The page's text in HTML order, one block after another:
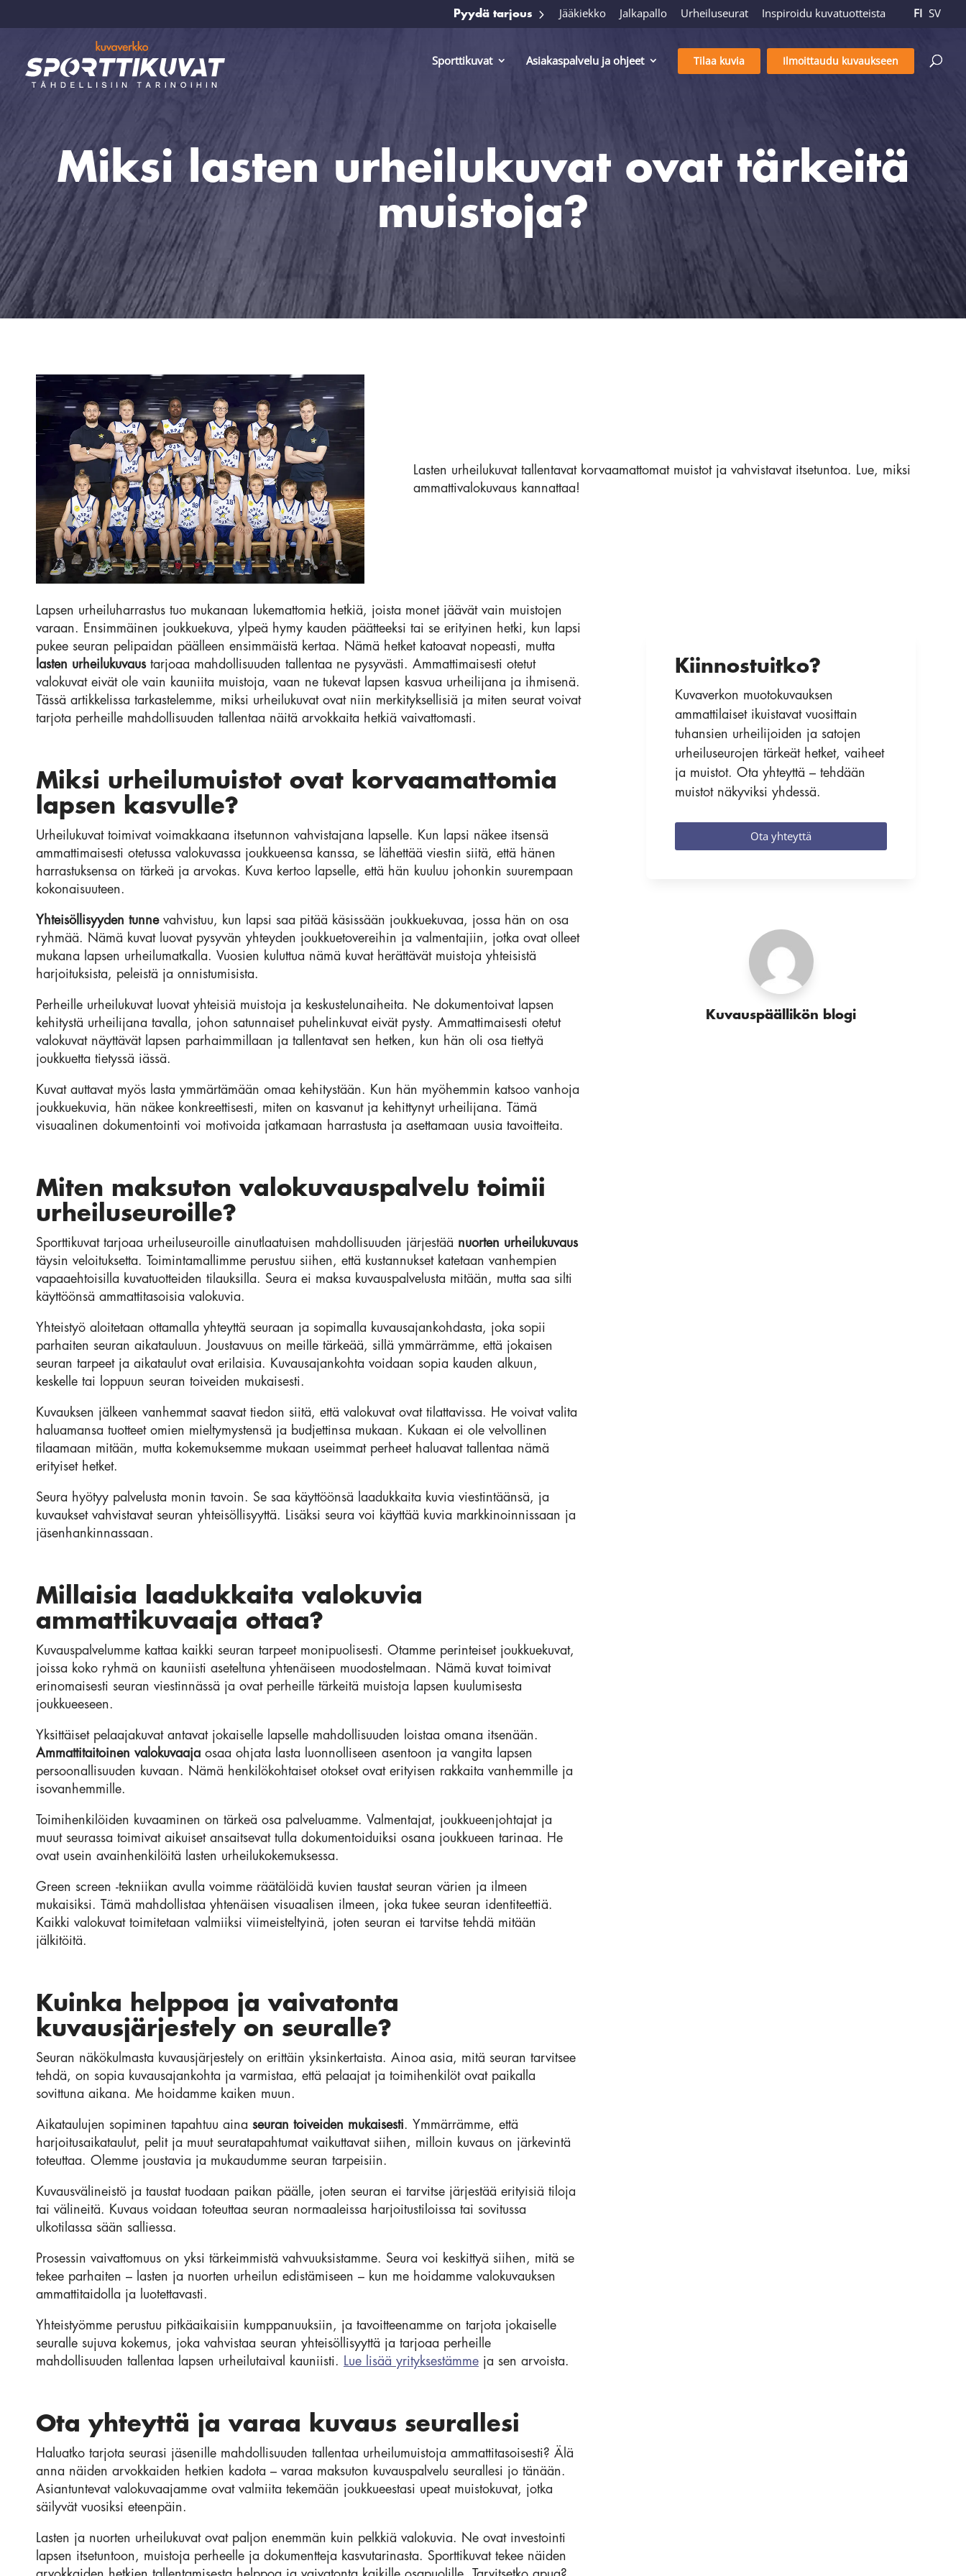
Pyydä tarjous Jääkiekko Jalkapallo Urheiluseurat Inspiroidu kuvatuotteista FI SV
Sporttikuvat Asiakaspalvelu ja ohjeet Tilaa kuvia Ilmoittaudu kuvaukseen
Miksi lasten urheilukuvat ovat tärkeitä
muistoja?
Lasten urheilukuvat tallentavat korvaamattomat muistot ja vahvistavat itsetuntoa. Lue, miksi
ammattivalokuvaus kannattaa!
Lapsen urheiluharrastus tuo mukanaan lukemattomia hetkiä, joista monet jäävät vain muistojen
varaan. Ensimmäinen joukkuekuva, ylpeä hymy kauden päätteeksi tai se erityinen hetki, kun lapsi
pukee seuran pelipaidan päälleen ensimmäistä kertaa. Nämä hetket katoavat nopeasti, mutta
lasten urheilukuvaustarjoaa mahdollisuuden tallentaa ne pysyvästi. Ammattimaisesti otetut
valokuvat eivät ole vain kauniita muistoja, vaan ne tukevat lapsen kasvua urheilijana ja ihmisenä.
Tässä artikkelissa tarkastelemme, miksi urheilukuvat ovat niin merkityksellisiä ja miten seurat voivat
tarjota perheille mahdollisuuden tallentaa näitä arvokkaita hetkiä vaivattomasti.
Miksi urheilumuistot ovat korvaamattomia
lapsen kasvulle?
Urheilukuvat toimivat voimakkaana itsetunnon vahvistajana lapselle. Kun lapsi näkee itsensä
ammattimaisesti otetussa valokuvassa joukkueensa kanssa, se lähettää viestin siitä, että hänen
harrastuksensa on tärkeä ja arvokas. Kuva kertoo lapselle, että hän kuuluu johonkin suurempaan
kokonaisuuteen.
Yhteisöllisyyden tunnevahvistuu, kun lapsi saa pitää käsissään joukkuekuvaa, jossa hän on osa
ryhmää. Nämä kuvat luovat pysyvän yhteyden joukkuetovereihin ja valmentajiin, jotka ovat olleet
mukana lapsen urheilumatkalla. Vuosien kuluttua nämä kuvat herättävät muistoja yhteisistä
harjoituksista, peleistä ja onnistumisista.
Perheille urheilukuvat luovat yhteisiä muistoja ja keskustelunaiheita. Ne dokumentoivat lapsen
kehitystä urheilijana tavalla, johon satunnaiset puhelinkuvat eivät pysty. Ammattimaisesti otetut
valokuvat näyttävät lapsen parhaimmillaan ja tallentavat sen hetken, kun hän oli osa tiettyä
joukkuetta tietyssä iässä.
Kuvat auttavat myös lasta ymmärtämään omaa kehitystään. Kun hän myöhemmin katsoo vanhoja
joukkuekuvia, hän näkee konkreettisesti, miten on kasvanut ja kehittynyt urheilijana. Tämä
visuaalinen dokumentointi voi motivoida jatkamaan harrastusta ja asettamaan uusia tavoitteita.
Miten maksuton valokuvauspalvelu toimii
urheiluseuroille?
Sporttikuvat tarjoaa urheiluseuroille ainutlaatuisen mahdollisuuden järjestää nuorten urheilukuvaus
täysin veloituksetta. Toimintamallimme perustuu siihen, että kustannukset katetaan vanhempien
vapaaehtoisilla kuvatuotteiden tilauksilla. Seura ei maksa kuvauspalvelusta mitään, mutta saa silti
käyttöönsä ammattitasoisia valokuvia.
Yhteistyö aloitetaan ottamalla yhteyttä seuraan ja sopimalla kuvausajankohdasta, joka sopii
parhaiten seuran aikatauluun. Joustavuus on meille tärkeää, sillä ymmärrämme, että jokaisen
seuran tarpeet ja aikataulut ovat erilaisia. Kuvausajankohta voidaan sopia kauden alkuun,
keskelle tai loppuun seuran toiveiden mukaisesti.
Kuvauksen jälkeen vanhemmat saavat tiedon siitä, että valokuvat ovat tilattavissa. He voivat valita
haluamansa tuotteet omien mieltymystensä ja budjettinsa mukaan. Kukaan ei ole velvollinen
tilaamaan mitään, mutta kokemuksemme mukaan useimmat perheet haluavat tallentaa nämä
erityiset hetket.
Seura hyötyy palvelusta monin tavoin. Se saa käyttöönsä laadukkaita kuvia viestintäänsä, ja
kuvaukset vahvistavat seuran yhteisöllisyyttä. Lisäksi seura voi käyttää kuvia markkinoinnissaan ja
jäsenhankinnassaan.
Millaisia laadukkaita valokuvia
ammattikuvaaja ottaa?
Kuvauspalvelumme kattaa kaikki seuran tarpeet monipuolisesti. Otamme perinteiset joukkuekuvat,
joissa koko ryhmä on kauniisti aseteltuna yhtenäiseen muodostelmaan. Nämä kuvat toimivat
erinomaisesti seuran viestinnässä ja ovat perheille tärkeitä muistoja lapsen kuulumisesta
joukkueeseen.
Yksittäiset pelaajakuvat antavat jokaiselle lapselle mahdollisuuden loistaa omana itsenään.
Ammattitaitoinen valokuvaaja osaa ohjata lasta luonnolliseen asentoon ja vangita lapsen
persoonallisuuden kuvaan. Nämä henkilökohtaiset otokset ovat erityisen rakkaita vanhemmille ja
isovanhemmille.
Toimihenkilöiden kuvaaminen on tärkeä osa palveluamme. Valmentajat, joukkueenjohtajat ja
muut seurassa toimivat aikuiset ansaitsevat tulla dokumentoiduiksi osana joukkueen tarinaa. He
ovat usein avainhenkilöitä lasten urheilukokemuksessa.
Green screen -tekniikan avulla voimme räätälöidä kuvien taustat seuran värien ja ilmeen
mukaisiksi. Tämä mahdollistaa yhtenäisen visuaalisen ilmeen, joka tukee seuran identiteettiä.
Kaikki valokuvat toimitetaan valmiiksi viimeisteltyinä, joten seuran ei tarvitse tehdä mitään
jälkitöitä.
Kuinka helppoa ja vaivatonta
kuvausjärjestely on seuralle?
Seuran näkökulmasta kuvausjärjestely on erittäin yksinkertaista. Ainoa asia, mitä seuran tarvitsee
tehdä, on sopia kuvausajankohta ja varmistaa, että pelaajat ja toimihenkilöt ovat paikalla
sovittuna aikana. Me hoidamme kaiken muun.
Aikataulujen sopiminen tapahtuu aina seuran toiveiden mukaisesti. Ymmärrämme, että
harjoitusaikataulut, pelit ja muut seuratapahtumat vaikuttavat siihen, milloin kuvaus on järkevintä
toteuttaa. Olemme joustavia ja mukaudumme seuran tarpeisiin.
Kuvausvälineistö ja taustat tuodaan paikan päälle, joten seuran ei tarvitse järjestää erityisiä tiloja
tai välineitä. Kuvaus voidaan toteuttaa seuran normaaleissa harjoitustiloissa tai sovitussa
ulkotilassa sään salliessa.
Prosessin vaivattomuus on yksi tärkeimmistä vahvuuksistamme. Seura voi keskittyä siihen, mitä se
tekee parhaiten – lasten ja nuorten urheilun edistämiseen – kun me hoidamme valokuvauksen
ammattitaidolla ja luotettavasti.
Yhteistyömme perustuu pitkäaikaisiin kumppanuuksiin, ja tavoitteenamme on tarjota jokaiselle
seuralle sujuva kokemus, joka vahvistaa seuran yhteisöllisyyttä ja tarjoaa perheille
mahdollisuuden tallentaa lapsen urheilutaival kauniisti.
Lue lisää yrityksestämme ja sen arvoista.
Ota yhteyttä ja varaa kuvaus seurallesi
Haluatko tarjota seurasi jäsenille mahdollisuuden tallentaa urheilumuistoja ammattitasoisesti? Älä
anna näiden arvokkaiden hetkien kadota – varaa maksuton kuvauspalvelu seurallesi jo tänään.
Asiantuntevat valokuvaajamme ovat valmiita tekemään joukkueestasi upeat muistokuvat, jotka
säilyvät vuosiksi eteenpäin.
Lasten ja nuorten urheilukuvat ovat paljon enemmän kuin pelkkiä valokuvia. Ne ovat investointi
lapsen itsetuntoon, muistoja perheelle ja dokumentteja kasvutarinasta. Sporttikuvat tekee näiden
Kiinnostuitko?
Kuvaverkon muotokuvauksen
ammattilaiset ikuistavat vuosittain
tuhansien urheilijoiden ja satojen
urheiluseurojen tärkeät hetket, vaiheet
ja muistot. Ota yhteyttä – tehdään
muistot näkyviksi yhdessä.
Ota yhteyttä
Kuvauspäällikön blogi